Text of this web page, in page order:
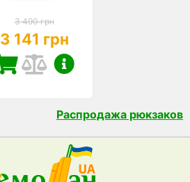
3 490 грн
3 141 грн
Распродажа рюкзаков